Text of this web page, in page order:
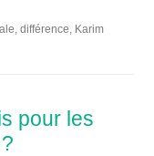
,différence, Karim
pour les